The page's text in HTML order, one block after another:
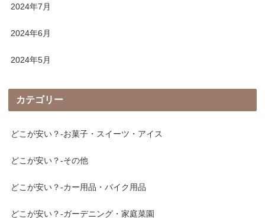
2024年7月
2024年6月
2024年5月
カテゴリー
どこが安い？-お菓子・スイーツ・アイス
どこが安い？-その他
どこが安い？-カー用品・バイク用品
どこが安い？-ガーデニング・家庭菜園